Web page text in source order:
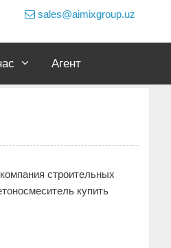
sales@aimixgroup.uz
Агент
строительных
купить